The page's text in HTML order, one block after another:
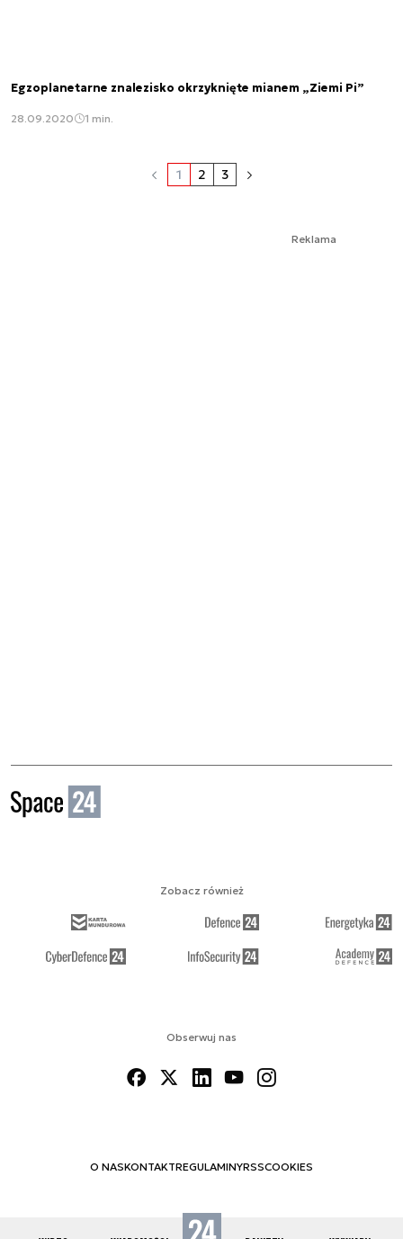
Egzoplanetarne znalezisko okrzyknięte mianem „Ziemi Pi”
28.09.2020 1 min.
1 2 3
Reklama
Obserwuj nas
O NASKONTAKTREGULAMINYRSSCOOKIES
Zobacz również